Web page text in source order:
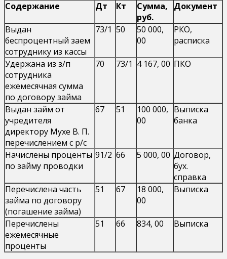
Содержание
Дт Кт
Сумма,
руб.
Документ
Выдан
беспроцентный заем
сотруднику из кассы
73/1 50
50 000,
00
РКО,
расписка
Удержана из з/п
сотрудника
ежемесячная сумма
по договору займа
70 73/1 4 167, 00 ПКО
Выдан займ от
учредителя
директору Мухе В. П.
перечислением с р/с
67 51
100 000,
00
Выписка
банка
Начислены проценты
по займу проводки
91/2 66 5 000, 00 Договор,
бух.
справка
Перечислена часть
займа по договору
(погашение займа)
51 67
18 000,
00
Выписка
Перечислены
ежемесячные
проценты
51 66 834, 00 Выписка